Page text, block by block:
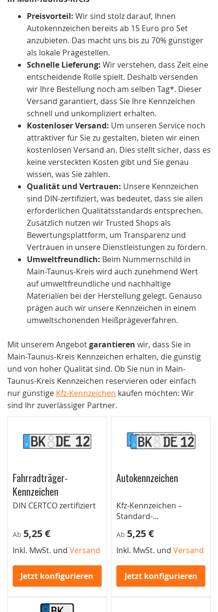
Preisvorteil: Wir sind stolz darauf, Ihnen
Autokennzeichen bereits ab 15 Euro pro Set
anzubieten. Das macht uns bis zu 70% günstiger
als lokale Prägestellen.
Schnelle Lieferung: Wir verstehen, dass Zeit eine
entscheidende Rolle spielt. Deshalb versenden
wir Ihre Bestellung noch am selben Tag*. Dieser
Versand garantiert, dass Sie Ihre Kennzeichen
schnell und unkompliziert erhalten.
Kostenloser Versand: Um unseren Service noch
attraktiver für Sie zu gestalten, bieten wir einen
kostenlosen Versand an. Dies stellt sicher, dass es
keine versteckten Kosten gibt und Sie genau
wissen, was Sie zahlen.
Qualität und Vertrauen: Unsere Kennzeichen
sind DIN-zertifiziert, was bedeutet, dass sie allen
erforderlichen Qualitätsstandards entsprechen.
Zusätzlich nutzen wir Trusted Shops als
Bewertungsplattform, um Transparenz und
Vertrauen in unsere Dienstleistungen zu fördern.
Umweltfreundlich: Beim Nummernschild in
Main-Taunus-Kreis wird auch zunehmend Wert
auf umweltfreundliche und nachhaltige
Materialien bei der Herstellung gelegt. Genauso
prägen auch wir unsere Kennzeichen in einem
umweltschonenden Heißprägeverfahren.
Mit unserem Angebotgarantieren wir, dass Sie in
Main-Taunus-Kreis Kennzeichen erhalten, die günstig
und von hoher Qualität sind. Ob Sie nun in Main-
Taunus-Kreis Kennzeichen reservieren oder einfach
nur günstige Kfz-Kennzeichen kaufen möchten: Wir
sind Ihr zuverlässiger Partner.
Fahrradträger-
Kennzeichen
DIN CERTCO zertifiziert
Ab 5,25 €
Inkl. MwSt. und Versand
Jetzt konfigurieren
Autokennzeichen
Kfz-Kennzeichen –
Standard-
Pkw
Ab 5,25 €
Inkl. MwSt. undVersand
Jetzt konfigurieren